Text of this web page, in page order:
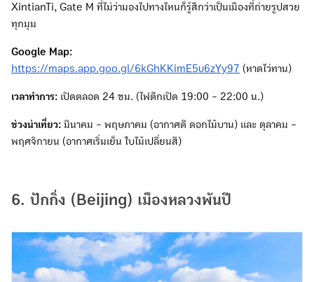
XintianTi, Gate M ที่ไม่ว่ามองไปทางไหนก็รู้สึกว่าเป็นเมืองที่ถ่ายรูปสวย
ทุกมุม
Google Map:
https://maps.app.goo.gl/6kGhKKimE5u6zYy97 (หาดไว่ทาน)
เวลาทำการ: เปิดตลอด 24 ชม. (ไฟตึกเปิด 19:00 - 22:00 น.)
ช่วงน่าเที่ยว: มีนาคม - พฤษภาคม (อากาศดี ดอกไม้บาน) และ ตุลาคม -
พฤศจิกายน (อากาศเริ่มเย็น ใบไม้เปลี่ยนสี)
6. ปักกิ่ง (Beijing) เมืองหลวงพันปี